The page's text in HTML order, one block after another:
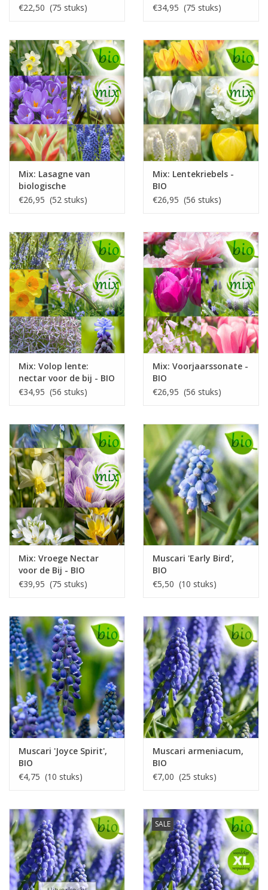
€22,50 (75 stuks)
€34,95 (75 stuks)
Mix: Lasagne van
biologische
bloembollen
€26,95 (52 stuks)
Mix: Lentekriebels -
BIO
€26,95 (56 stuks)
Mix: Volop lente:
nectar voor de bij - BIO
€34,95 (56 stuks)
Mix: Voorjaarssonate -
BIO
€26,95 (56 stuks)
Mix: Vroege Nectar
voor de Bij - BIO
€39,95 (75 stuks)
Muscari 'Early Bird',
BIO
€5,50 (10 stuks)
Muscari 'Joyce Spirit',
BIO
€4,75 (10 stuks)
Muscari armeniacum,
BIO
€7,00 (25 stuks)
SALE